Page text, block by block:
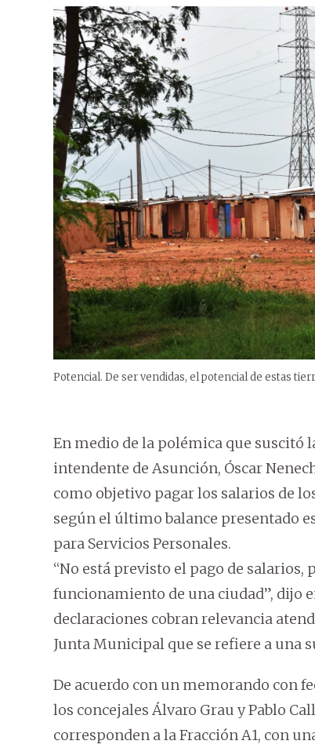
Potencial. De ser vendidas, el potencial de estas
En medio de la polémica que suscitó
intendente de Asunción, Óscar
como objetivo pagar los salarios de
según el último balance presentado
para Servicios Personales.
“No está previsto el pago de
funcionamiento de una ciudad”, dijo
declaraciones cobran relevancia
Junta Municipal que se refiere a una
De acuerdo con un memorando con
los concejales Álvaro Grau y Pablo
corresponden a la Fracción A1, con